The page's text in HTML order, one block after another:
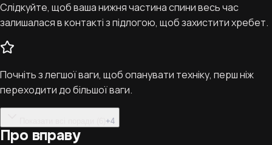
Слідкуйте, щоб ваша нижня частина спини весь час
залишалася в контакті з підлогою, щоб захистити хребет.
Почніть з легшої ваги, щоб опанувати техніку, перш ніж
переходити до більшої ваги.
+4
Про вправу